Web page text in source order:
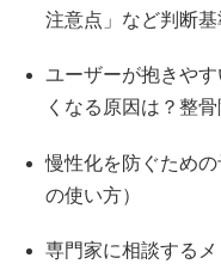
注意点」など判断基
ユーザーが抱きや
くなる原因は？整
慢性化を防ぐため
の使い方）
専門家に相談する